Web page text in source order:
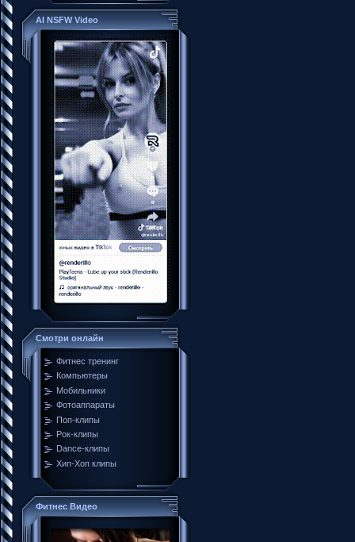
AI NSFW Video
Смотри онлайн
Фитнес тренинг
Компьютеры
Мобильники
Фотоаппараты
Поп-клипы
Рок-клипы
Dance-клипы
Хип-Хоп клипы
Фитнес Видео